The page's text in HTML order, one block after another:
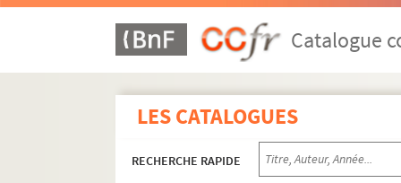
Catalogue
LES CATALOGUES
RECHERCHE RAPIDE